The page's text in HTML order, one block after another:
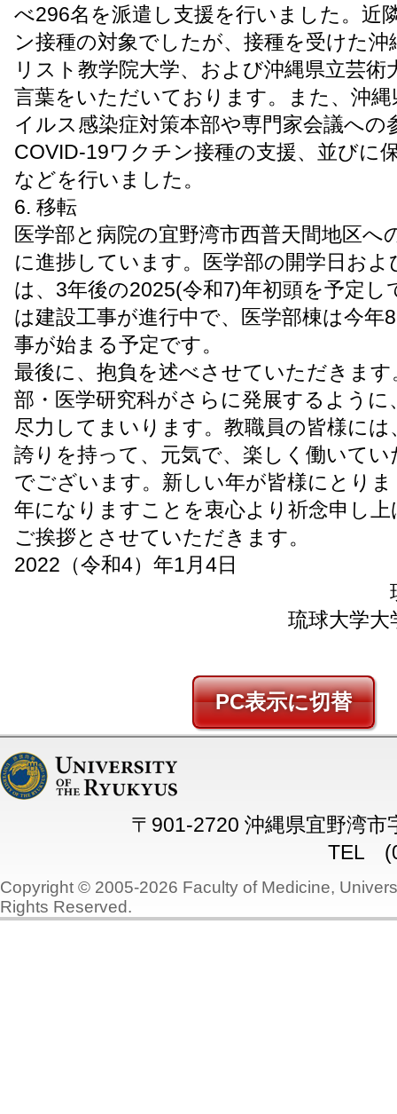
べ296名を派遣し支援を行いました。近
ン接種の対象でしたが、接種を受けた沖
リスト教学院大学、および沖縄県立芸術
言葉をいただいております。また、沖
イルス感染症対策本部や専門家会議への
COVID-19ワクチン接種の支援、並びに
などを行いました。
6. 移転
医学部と病院の宜野湾市西普天間地区へ
に進捗しています。医学部の開学日およ
は、3年後の2025(令和7)年初頭を予定し
は建設工事が進行中で、医学部棟は今年
事が始まる予定です。
最後に、抱負を述べさせていただきます
部・医学研究科がさらに発展するように
尽力してまいります。教職員の皆様には
誇りを持って、元気で、楽しく働いて
でございます。新しい年が皆様にとり
年になりますことを衷心より祈念申し
ご挨拶とさせていただきます。
2022（令和4）年1月4日
琉球大学大
PC
〒901-2720 沖縄県宜野湾市
TEL
Copyright © 2005-2026 Faculty of Medicine,
Rights Reserved.